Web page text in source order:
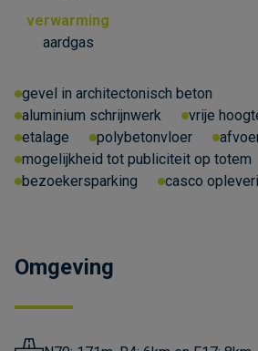
verwarming
aardgas
gevel in architectonisch beton
aluminium schrijnwerk
vrije
etalage
polybetonvloer
mogelijkheid tot publiciteit op totem
bezoekersparking
casco
Omgeving